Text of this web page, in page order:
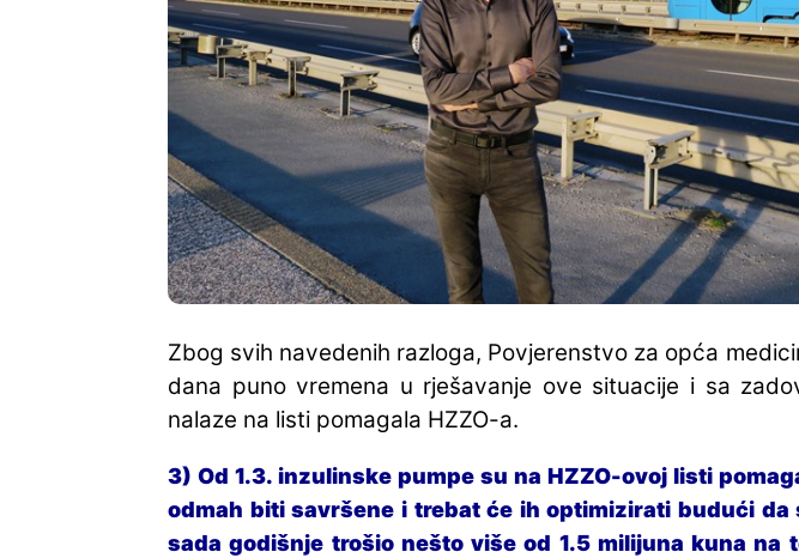
Zbog svih navedenih razloga, Povjerenstvo za opća
dana puno vremena u rješavanje ove situacije i sa
nalaze na listi pomagala HZZO-a.
3) Od 1.3. inzulinske pumpe su na HZZO-ovoj listi
odmah biti savršene i trebat će ih optimizirati budući da
sada godišnje trošio nešto više od 1.5 milijuna kuna na